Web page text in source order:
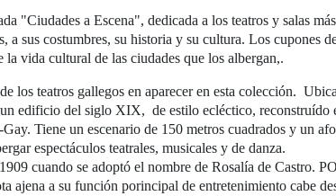
"Ciudades a Escena", dedicada a los teatros y salas
sus costumbres, su historia y su cultura. Los cupones
vida cultural de las ciudades que los albergan,.
los teatros gallegos en aparecer en esta colección.
edificio del siglo XIX, de estilo ecléctico, reconstruído
Tiene un escenario de 150 metros cuadrados y un
espectáculos teatrales, musicales y de danza.
cuando se adoptó el nombre de Rosalía de Castro.
ajena a su función porincipal de entretenimiento cabe